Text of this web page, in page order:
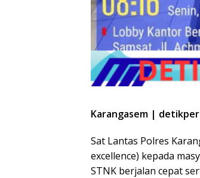
Karangasem |
Sat Lantas Polres
excellence) kepada
STNK berjalan cepat